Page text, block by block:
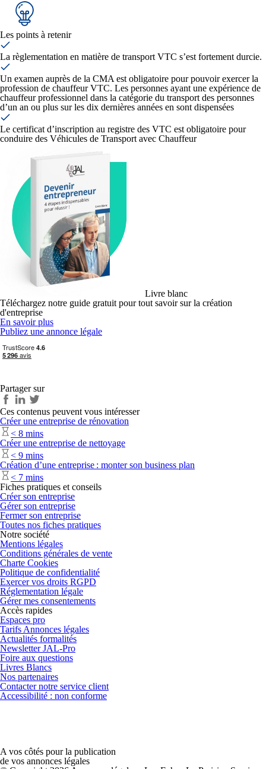
Les points à retenir
La règlementation en matière de transport VTC s’est fortement durcie.
Un examen auprès de la CMA est obligatoire pour pouvoir exercer la
profession de chauffeur VTC. Les personnes ayant une expérience de
chauffeur professionnel dans la catégorie du transport des personnes
d’un an ou plus sur les dix dernières années en sont dispensées
Le certificat d’inscription au registre des VTC est obligatoire pour
conduire des Véhicules de Transport avec Chauffeur
Livre blanc
Téléchargez notre guide gratuit pour tout savoir sur la création
d'entreprise
En savoir plus
Publiez une annonce légale
Partager sur
Ces contenus peuvent vous intéresser
Créer une entreprise de rénovation
< 8 mins
Créer une entreprise de nettoyage
< 9 mins
Création d’une entreprise : monter son business plan
< 7 mins
Fiches pratiques et conseils
Créer son entreprise
Gérer son entreprise
Fermer son entreprise
Toutes nos fiches pratiques
Notre société
Mentions légales
Conditions générales de vente
Charte Cookies
Politique de confidentialité
Exercer vos droits RGPD
Réglementation légale
Gérer mes consentements
Accès rapides
Espaces pro
Tarifs Annonces légales
Actualités formalités
Newsletter JAL-Pro
Foire aux questions
Livres Blancs
Nos partenaires
Contacter notre service client
Accessibilité : non conforme
A vos côtés pour la publication
de vos annonces légales